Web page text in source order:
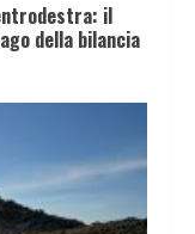
il
della bilancia